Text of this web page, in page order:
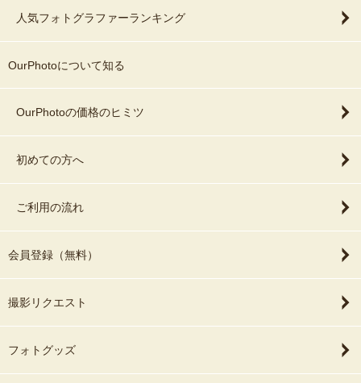
人気フォトグラファーランキング
OurPhotoについて知る
OurPhotoの価格のヒミツ
初めての方へ
ご利用の流れ
会員登録（無料）
撮影リクエスト
フォトグッズ